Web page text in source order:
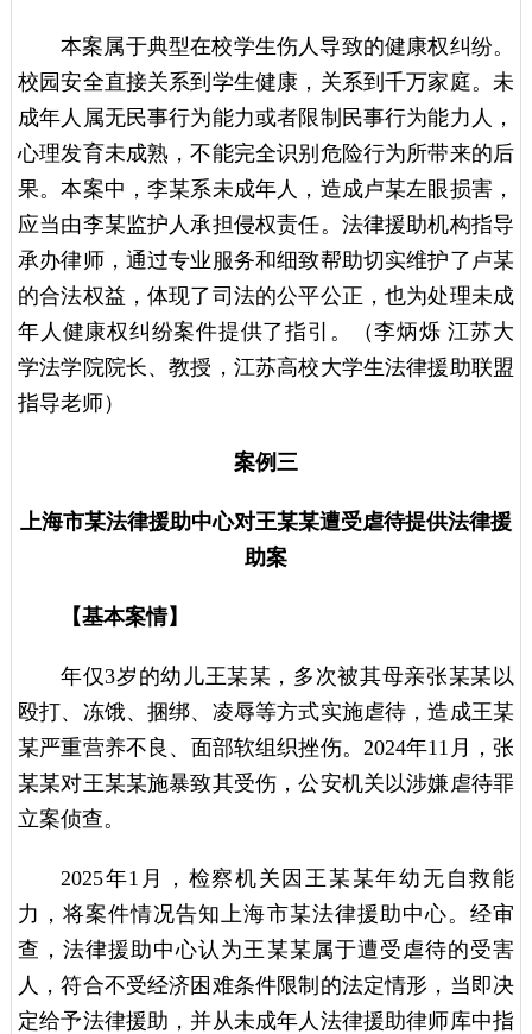
本案属于典型在校学生伤人导致的健康权纠纷。
校园安全直接关系到学生健康，关系到千万家庭。未
成年人属无民事行为能力或者限制民事行为能力人，
心理发育未成熟，不能完全识别危险行为所带来的后
果。本案中，李某系未成年人，造成卢某左眼损害，
应当由李某监护人承担侵权责任。法律援助机构指导
承办律师，通过专业服务和细致帮助切实维护了卢某
的合法权益，体现了司法的公平公正，也为处理未成
年人健康权纠纷案件提供了指引。（李炳烁 江苏大
学法学院院长、教授，江苏高校大学生法律援助联盟
指导老师）
案例三
上海市某法律援助中心对王某某遭受虐待提供法律援
助案
【基本案情】
年仅3岁的幼儿王某某，多次被其母亲张某某以
殴打、冻饿、捆绑、凌辱等方式实施虐待，造成王某
某严重营养不良、面部软组织挫伤。2024年11月，张
某某对王某某施暴致其受伤，公安机关以涉嫌虐待罪
立案侦查。
2025年1月，检察机关因王某某年幼无自救能
力，将案件情况告知上海市某法律援助中心。经审
查，法律援助中心认为王某某属于遭受虐待的受害
人，符合不受经济困难条件限制的法定情形，当即决
定给予法律援助，并从未成年人法律援助律师库中指